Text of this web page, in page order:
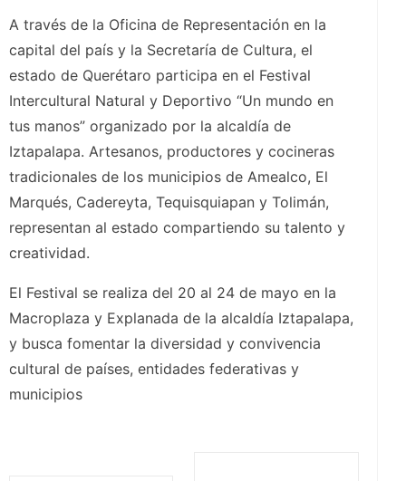
A través de la Oficina de Representación en la
capital del país y la Secretaría de Cultura, el
estado de Querétaro participa en el Festival
Intercultural Natural y Deportivo “Un mundo en
tus manos” organizado por la alcaldía de
Iztapalapa. Artesanos, productores y cocineras
tradicionales de los municipios de Amealco, El
Marqués, Cadereyta, Tequisquiapan y Tolimán,
representan al estado compartiendo su talento y
creatividad.
El Festival se realiza del 20 al 24 de mayo en la
Macroplaza y Explanada de la alcaldía Iztapalapa,
y busca fomentar la diversidad y convivencia
cultural de países, entidades federativas y
municipios